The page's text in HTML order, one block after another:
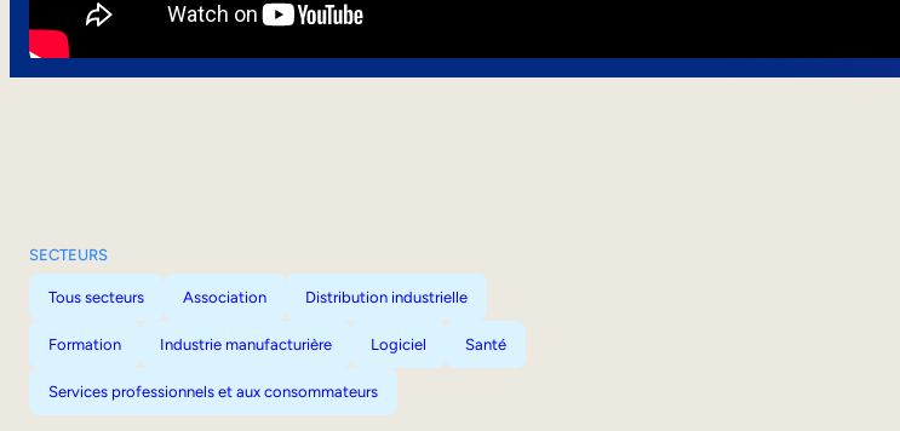
SECTEURS
Tous secteurs Association Distribution industrielle
Formation Industrie manufacturière Logiciel Santé
Services professionnels et aux consommateurs